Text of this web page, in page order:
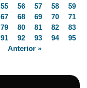
55 56 57 58
59
67 68 69 70
71
79 80 81 82
83
91 92 93 94
95
Anterior »